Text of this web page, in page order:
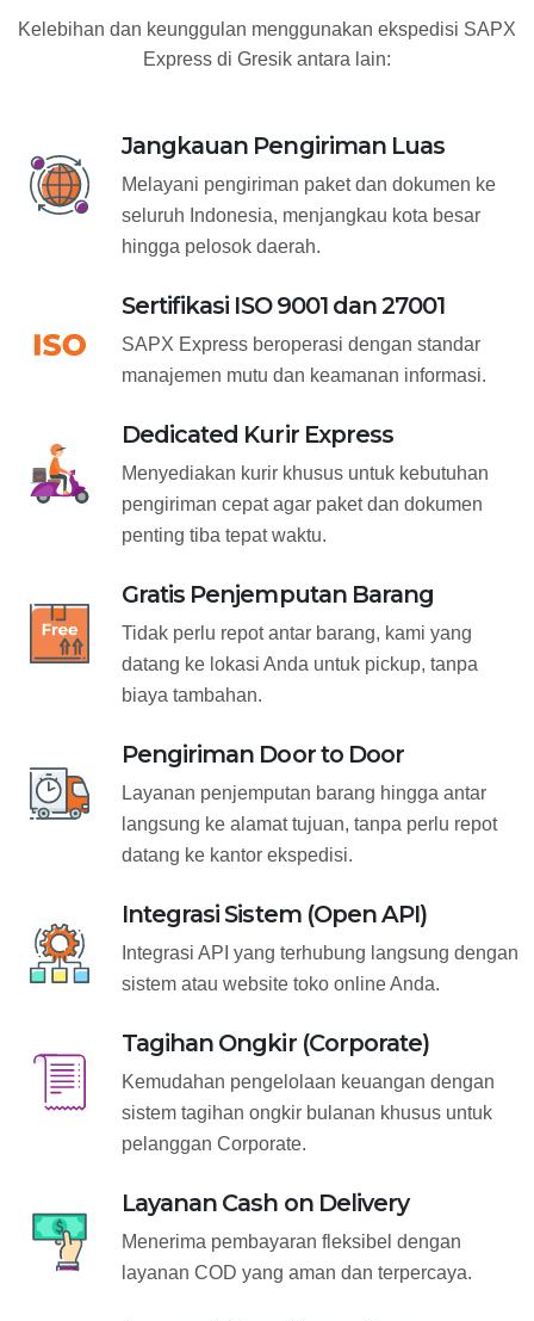
Kelebihan dan keunggulan menggunakan ekspedisi SAPX
Express di Gresik antara lain:
Jangkauan Pengiriman Luas
Melayani pengiriman paket dan dokumen ke
seluruh Indonesia, menjangkau kota besar
hingga pelosok daerah.
Sertifikasi ISO 9001 dan 27001
SAPX Express beroperasi dengan standar
manajemen mutu dan keamanan informasi.
Dedicated Kurir Express
Menyediakan kurir khusus untuk kebutuhan
pengiriman cepat agar paket dan dokumen
penting tiba tepat waktu.
Gratis Penjemputan Barang
Tidak perlu repot antar barang, kami yang
datang ke lokasi Anda untuk pickup, tanpa
biaya tambahan.
Pengiriman Door to Door
Layanan penjemputan barang hingga antar
langsung ke alamat tujuan, tanpa perlu repot
datang ke kantor ekspedisi.
Integrasi Sistem (Open API)
Integrasi API yang terhubung langsung dengan
sistem atau website toko online Anda.
Tagihan Ongkir (Corporate)
Kemudahan pengelolaan keuangan dengan
sistem tagihan ongkir bulanan khusus untuk
pelanggan Corporate.
Layanan Cash on Delivery
Menerima pembayaran fleksibel dengan
layanan COD yang aman dan terpercaya.